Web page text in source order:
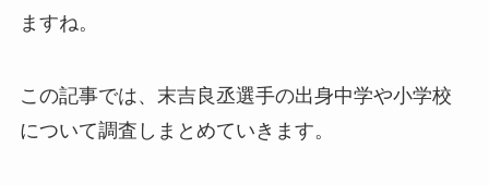
ますね。
この記事では、末吉良丞選手の出身中学や小学校
について調査しまとめていきます。